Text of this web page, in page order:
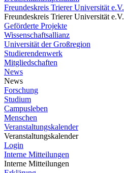
Freundeskreis Trierer Universität e.V.
Freundeskreis Trierer Universität e.V.
Geförderte Projekte
Wissenschaftsallianz
Universität der Großregion
Studierendenwerk
Mitgliedschaften
News
News
Forschung
Studium
Campusleben
Menschen
Veranstaltungskalender
Veranstaltungskalender
Login
Interne Mitteilungen
Interne Mitteilungen